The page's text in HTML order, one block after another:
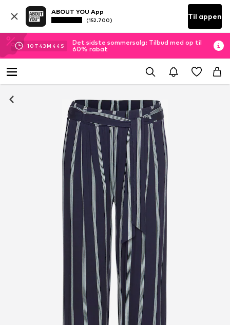
ABOUT YOU App
(152.700) Til appen
10 T 43M 44 S
Det sidste sommersalg: Tilbud med op til
60% rabat